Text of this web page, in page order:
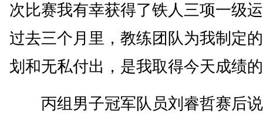
次比赛我有幸获得了铁人三项一级
过去三个月里，教练团队为我制定
划和无私付出，是我取得今天成绩
丙组男子冠军队员刘睿哲赛后说